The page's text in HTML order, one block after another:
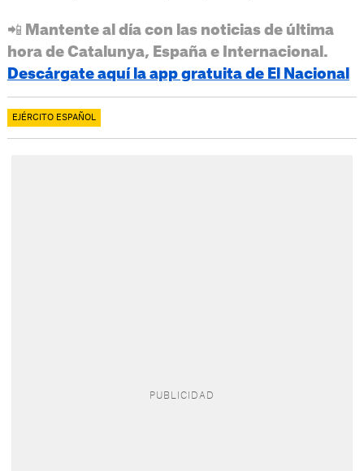
📲 Mantente al día con las noticias de última
hora de Catalunya, España e Internacional.
Descárgate aquí la app gratuita de El Nacional
EJÉRCITO ESPAÑOL